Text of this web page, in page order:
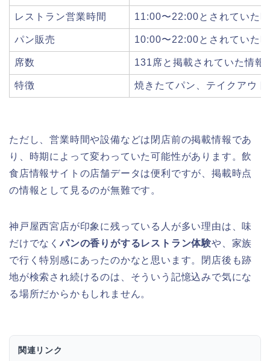
レストラン営業時間 11:00〜22:00とされていた
パン販売 10:00〜22:00とされていた
席数 131席と掲載されていた情報
特徴 焼きたてパン、テイクアウ
ただし、営業時間や設備などは閉店前の掲載情報であ
り、時期によって変わっていた可能性があります。飲
食店情報サイトの店舗データは便利ですが、掲載時点
の情報として見るのが無難です。
神戸屋西宮店が印象に残っている人が多い理由は、味
だけでなく パンの香りがするレストラン体験や、家族
で行く特別感にあったのかなと思います。閉店後も跡
地が検索され続けるのは、そういう記憶込みで気にな
る場所だからかもしれません。
関連リンク